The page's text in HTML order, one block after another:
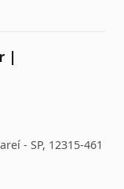
|
- SP, 12315-461